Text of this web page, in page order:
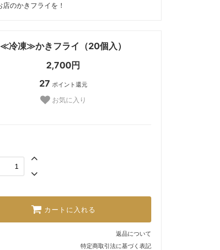
店のかきフライを！
≪冷凍≫かきフライ（20個入）
2,700円
27 ポイント還元
お気に入り
カートに入れる
返品について
特定商取引法に基づく表記